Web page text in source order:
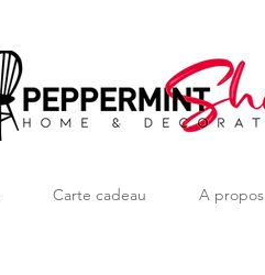
Carte cadeau A propos